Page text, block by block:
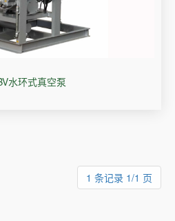
水环式真空泵
1 条记录 1/1 页